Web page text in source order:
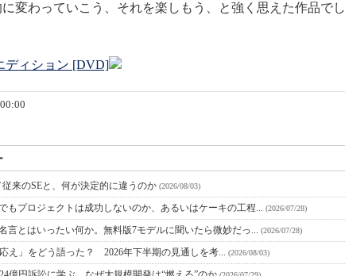
変わっていこう、それを楽しもう、と強く思えた作品でし
ディション [DVD]
来のSEと、何が決定的に違うのか (2026/08/03)
もプロジェクトは成功しないのか、あるいはケーキの工程... (2026/07/28)
言とはいったい何か。無料版7モデルに聞いたら微妙だっ... (2026/07/28)
え」をどう語った？ 2026年下半期の見通しを考... (2026/08/03)